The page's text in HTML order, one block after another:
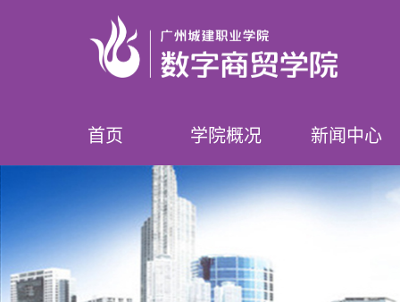
首页 学院概况
学院简介
领导介绍
专业设置
师资队伍
新闻中心
学院要闻
学院公告
榜样数贸人